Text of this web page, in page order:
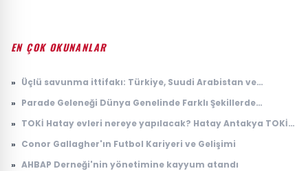
EN ÇOK OKUNANLAR
» Üçlü savunma ittifakı: Türkiye, Suudi Arabistan ve
» Parade Geleneği Dünya Genelinde Farklı Şekillerde
» TOKİ Hatay evleri nereye yapılacak? Hatay Antakya TOKİ
» Conor Gallagher'ın Futbol Kariyeri ve Gelişimi
» AHBAP Derneği'nin yönetimine kayyum atandı